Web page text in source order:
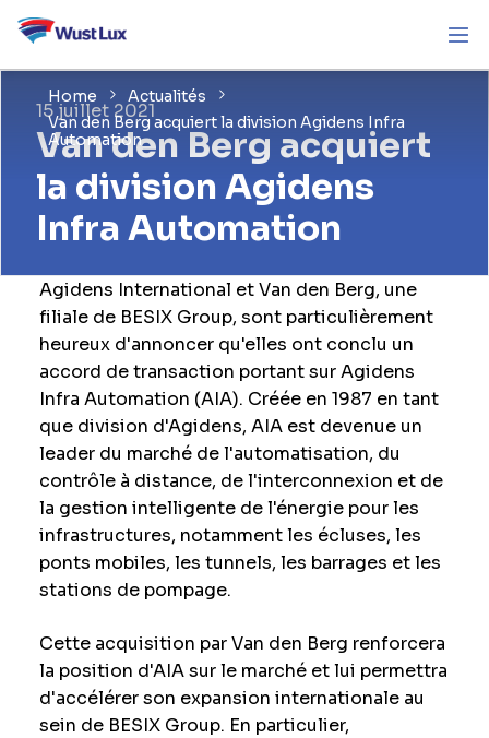
Home
Actualités
Van den Berg acquiert la division Agidens Infra
Automation
15 juillet 2021
Van den Berg acquiert
la division Agidens
Infra Automation
Agidens International et Van den Berg, une
filiale de BESIX Group, sont particulièrement
heureux d'annoncer qu'elles ont conclu un
accord de transaction portant sur Agidens
Infra Automation (AIA). Créée en 1987 en tant
que division d'Agidens, AIA est devenue un
leader du marché de l'automatisation, du
contrôle à distance, de l'interconnexion et de
la gestion intelligente de l'énergie pour les
infrastructures, notamment les écluses, les
ponts mobiles, les tunnels, les barrages et les
stations de pompage.
Cette acquisition par Van den Berg renforcera
la position d'AIA sur le marché et lui permettra
d'accélérer son expansion internationale au
sein de BESIX Group. En particulier,